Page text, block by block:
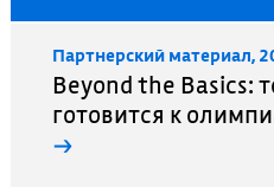
Партнерский материал,
Beyond the Basics:
готовится к
→